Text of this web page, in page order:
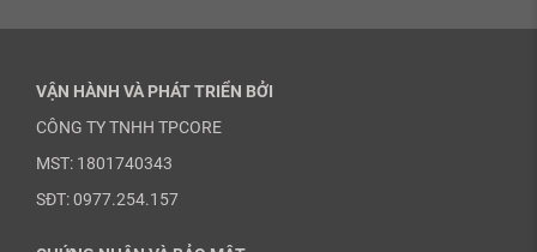
VẬN HÀNH VÀ PHÁT TRIỂN BỞI
CÔNG TY TNHH TPCORE
MST: 1801740343
SĐT: 0977.254.157